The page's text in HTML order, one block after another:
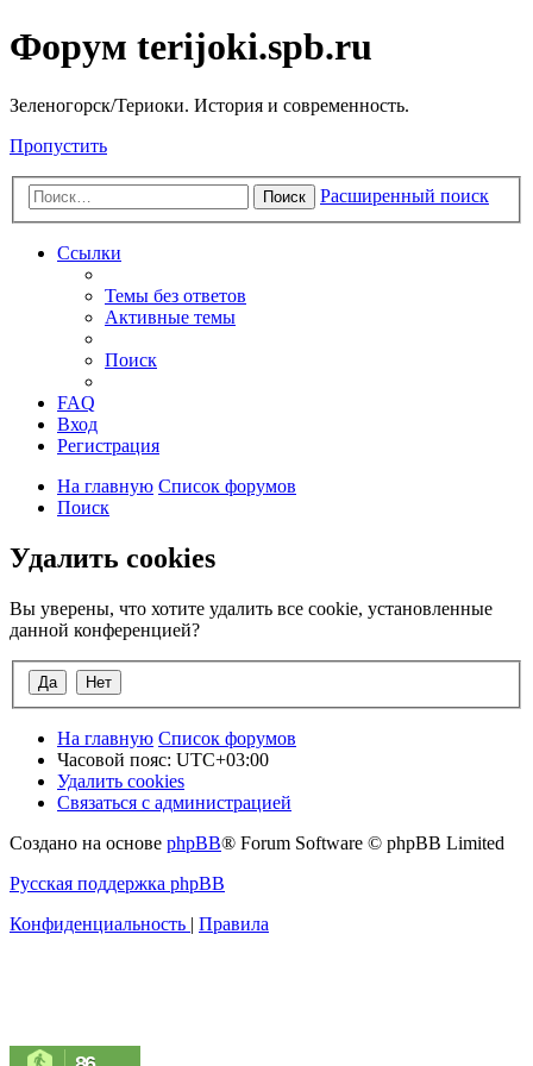
Форум terijoki.spb.ru
Зеленогорск/Териоки. История и современность.
Пропустить
Поиск Расширенный поиск
Ссылки
Темы без ответов
Активные темы
Поиск
FAQ
Вход
Регистрация
На главную Список форумов
Поиск
Удалить cookies
Вы уверены, что хотите удалить все cookie, установленные
данной конференцией?
На главную Список форумов
Часовой пояс: UTC+03:00
Удалить cookies
Связаться с администрацией
Создано на основе phpBB® Forum Software © phpBB Limited
Русская поддержка phpBB
Конфиденциальность | Правила